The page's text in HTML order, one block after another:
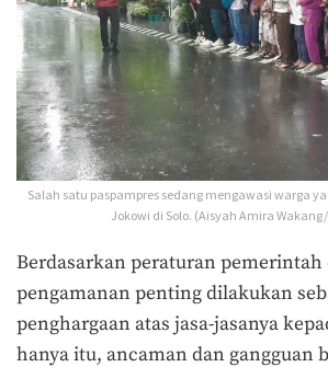
Salah satu paspampres sedang mengawasi warga
Jokowi di Solo. (Aisyah Amira
Berdasarkan peraturan pemerintah
pengamanan penting dilakukan
penghargaan atas jasa-jasanya
hanya itu, ancaman dan gangguan